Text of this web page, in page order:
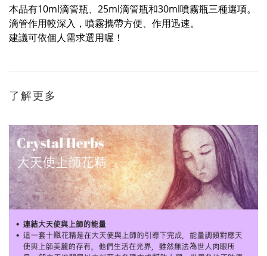
本品有10ml滴管瓶、25ml滴管瓶和30ml噴霧瓶三種選項。
滴管作用較深入，噴霧攜帶方便、作用迅速。
建議可依個人需求選用喔！
了解更多